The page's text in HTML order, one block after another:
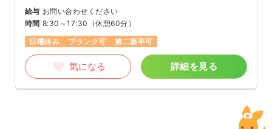
給与 お問い合わせください
時間 8:30～17:30 （休憩60分）
日曜休み
ブランク可 第二新卒可
気になる 詳細を見る